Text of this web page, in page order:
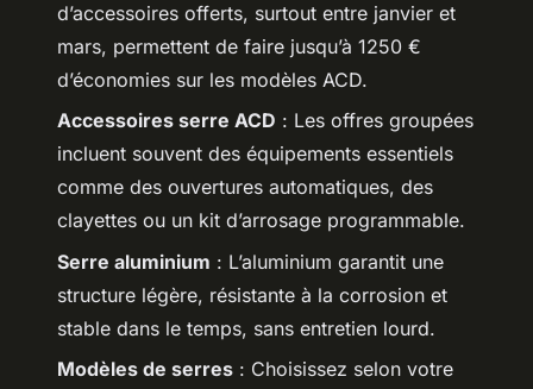
d’accessoires offerts, surtout entre janvier et
mars, permettent de faire jusqu’à 1250 €
d’économies sur les modèles ACD.
Accessoires serre ACD : Les offres groupées
incluent souvent des équipements essentiels
comme des ouvertures automatiques, des
clayettes ou un kit d’arrosage programmable.
Serre aluminium : L’aluminium garantit une
structure légère, résistante à la corrosion et
stable dans le temps, sans entretien lourd.
Modèles de serres : Choisissez selon votre